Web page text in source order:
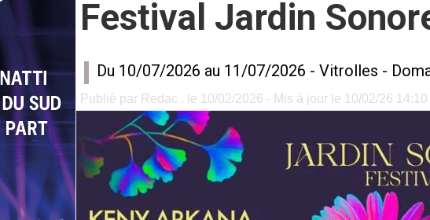
Festival Jardin
Du 10/07/2026 au 11/07/2026 - Vitrolles -
Publié par Redac . le 10/02/2026 - Mis à jour le 10/02/26 14:10